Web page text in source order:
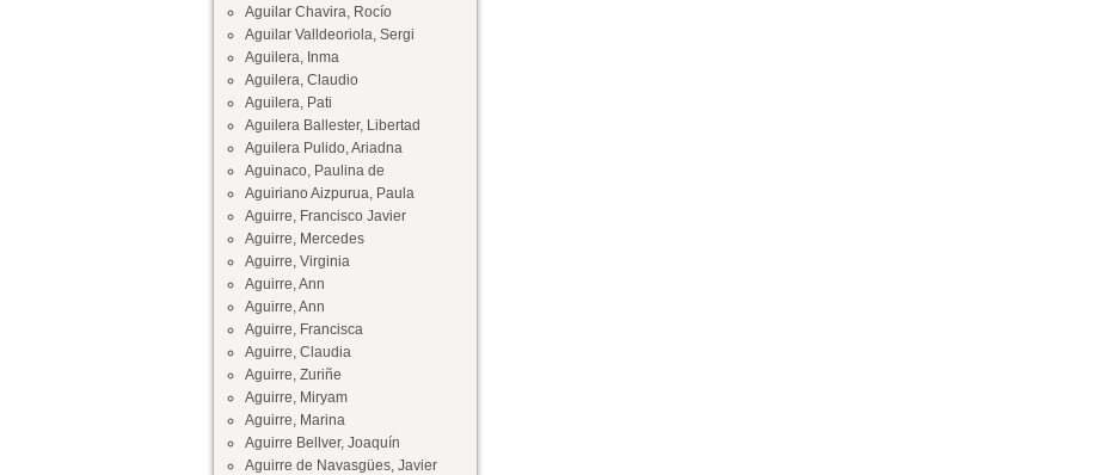
Aguilar Chavira, Rocío
Aguilar Valldeoriola, Sergi
Aguilera, Inma
Aguilera, Claudio
Aguilera, Pati
Aguilera Ballester, Libertad
Aguilera Pulido, Ariadna
Aguinaco, Paulina de
Aguiriano Aizpurua, Paula
Aguirre, Francisco Javier
Aguirre, Mercedes
Aguirre, Virginia
Aguirre, Ann
Aguirre, Ann
Aguirre, Francisca
Aguirre, Claudia
Aguirre, Zuriñe
Aguirre, Miryam
Aguirre, Marina
Aguirre Bellver, Joaquín
Aguirre de Navasgües, Javier